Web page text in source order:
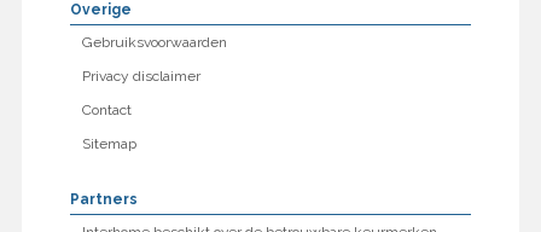
Overige
Gebruiksvoorwaarden
Privacy disclaimer
Contact
Sitemap
Partners